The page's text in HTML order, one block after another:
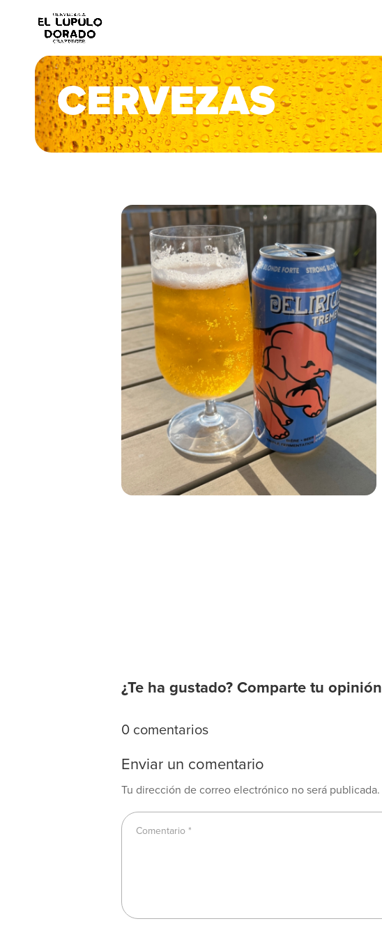
CERVEZAS
¿Te ha gustado? Comparte tu opinión
0 comentarios
Enviar un comentario
Tu dirección de correo electrónico no será publicada.